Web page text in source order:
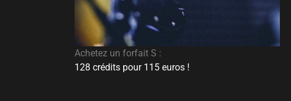
Achetez un forfait S :
128 crédits pour 115 euros !